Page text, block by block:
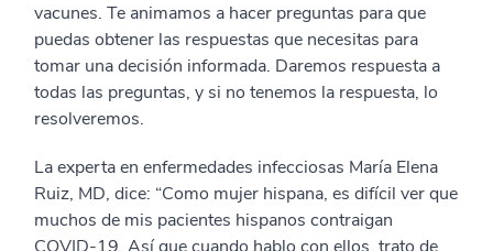
vacunes. Te animamos a hacer preguntas para que
puedas obtener las respuestas que necesitas para
tomar una decisión informada. Daremos respuesta a
todas las preguntas, y si no tenemos la respuesta, lo
resolveremos.
La experta en enfermedades infecciosas María Elena
Ruiz, MD, dice: “Como mujer hispana, es difícil ver que
muchos de mis pacientes hispanos contraigan